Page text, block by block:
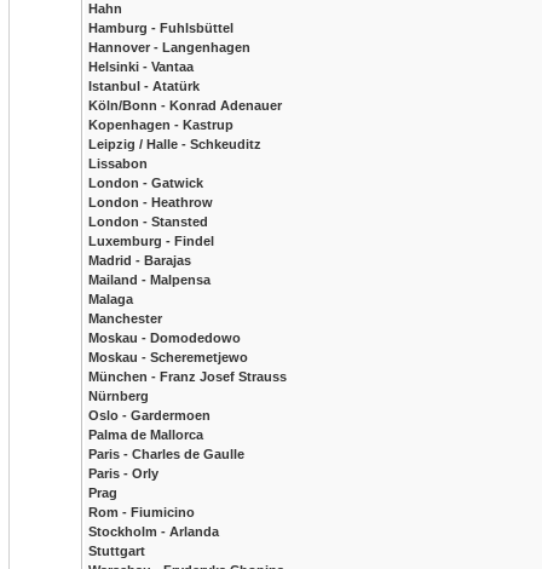
Hahn
Hamburg - Fuhlsbüttel
Hannover - Langenhagen
Helsinki - Vantaa
Istanbul - Atatürk
Köln/Bonn - Konrad Adenauer
Kopenhagen - Kastrup
Leipzig / Halle - Schkeuditz
Lissabon
London - Gatwick
London - Heathrow
London - Stansted
Luxemburg - Findel
Madrid - Barajas
Mailand - Malpensa
Malaga
Manchester
Moskau - Domodedowo
Moskau - Scheremetjewo
München - Franz Josef Strauss
Nürnberg
Oslo - Gardermoen
Palma de Mallorca
Paris - Charles de Gaulle
Paris - Orly
Prag
Rom - Fiumicino
Stockholm - Arlanda
Stuttgart